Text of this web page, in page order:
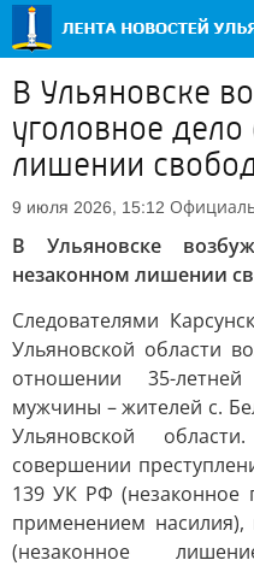
В Ульяновске
уголовное
лишении
9 июля 2026, 15:12
В Ульяновске
незаконном лишении
Следователями
Ульяновской области
отношении 35-
мужчины – жителей с.
Ульяновской
совершении
139 УК РФ (незаконное
применением
(незаконное